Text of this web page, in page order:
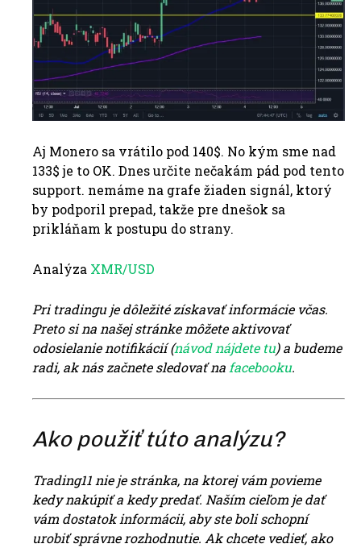
Aj Monero sa vrátilo pod 140$. No kým sme nad
133$ je to OK. Dnes určite nečakám pád pod tento
support. nemáme na grafe žiaden signál, ktorý
by podporil prepad, takže pre dnešok sa
prikláňam k postupu do strany.
Analýza XMR/USD
Pri tradingu je dôležité získavať informácie včas.
Preto si na našej stránke môžete aktivovať
odosielanie notifikácií (návod nájdete tu) a budeme
radi, ak nás začnete sledovať nafacebooku.
Ako použiť túto analýzu?
Trading11 nie je stránka, na ktorej vám povieme
kedy nakúpiť a kedy predať. Naším cieľom je dať
vám dostatok informácii, aby ste boli schopní
urobiť správne rozhodnutie. Ak chcete vedieť, ako